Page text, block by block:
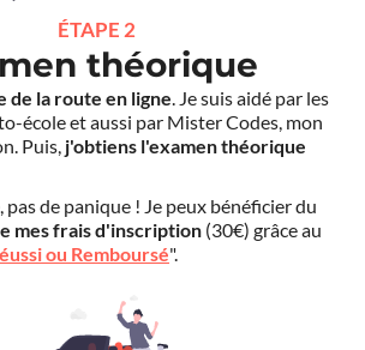
ÉTAPE 2
théorique
de la route en ligne. Je suis aidé par les
école et aussi par Mister Codes, mon
Puis, j'obtiens l'examen théorique
pas de panique ! Je peux bénéficier du
mes frais d'inscription (30€) grâce au
ou Remboursé".